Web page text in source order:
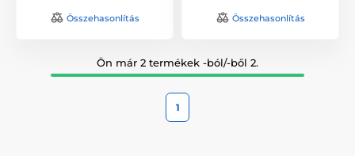
Összehasonlítás Összehasonlítás
Ön már 2 termékek -ból/-ből 2.
1